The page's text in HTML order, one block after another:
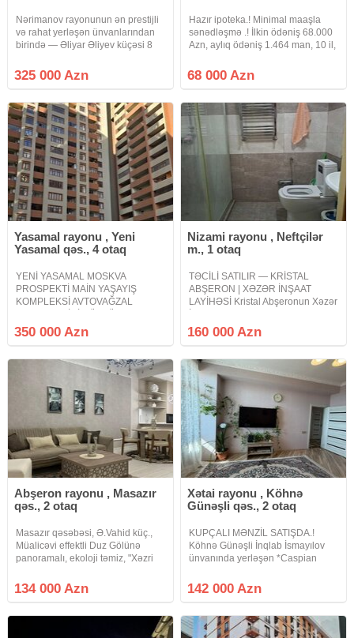
Nərimanov rayonunun ən prestijli
və rahat yerləşən ünvanlarından
birində — Əliyar Əliyev küçəsi 8
Kosmos yaşayış kompleksinin 20
mərtəbəli binasının 16-cı
100.5 kv.m
325 000 Azn
Hazır ipoteka.! Minimal maaşla
sənədləşmə .! İlkin ödəniş 68.000
Azn, aylıq ödəniş 1.464 man, 10 il,
borc 102.000 Azn İdeal təklif.! Bakı
ş, Suraxanı r, Yeni Günəşli
68 000 Azn
Yasamal rayonu , Yeni
Yasamal qəs., 4 otaq
YENİ YASAMAL MOSKVA
PROSPEKTİ MAİN YAŞAYIŞ
KOMPLEKSİ AVTOVAĞZAL
LİFTLİ SUPER TƏMİRLİ MƏNZİL
Yeni Yasamal Moskva prospekti
Main yaşayış kompleksində əla
350 000 Azn
Nizami rayonu , Neftçilər
m., 1 otaq
TƏCİLİ SATILIR — KRİSTAL
ABŞERON | XƏZƏR İNŞAAT
LAYİHƏSİ Kristal Abşeronun Xəzər
yüksək keyfiyyətlə təmir olunmuş,
tam əşyalı və yaşayış üçün tam
160 000 Azn
Abşeron rayonu , Masazır
qəs., 2 otaq
Masazır qəsəbəsi, Ə.Vahid küç.,
Müalicəvi effektli Duz Gölünə
panoramalı, ekoloji təmiz, "Xəzri
mərtəbəli binanın 6-cı
mərtəbəsində yerləşən 65 kv/m
134 000 Azn
Xətai rayonu , Köhnə
Günəşli qəs., 2 otaq
KUPÇALI MƏNZİL SATIŞDA.!
Köhnə Günəşli İnqlab İsmayılov
ünvanında yerləşən *Caspian
tərəfindən inşa olunan 16
mərtəbəli binanın 5 ci
kv.m olan 1 dən 2 yə
142 000 Azn